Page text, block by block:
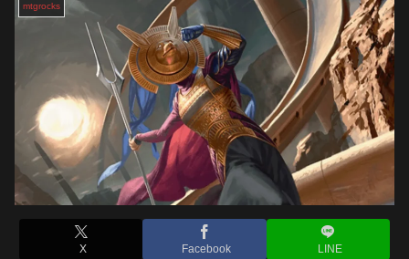
mtgrocks
X Facebook LINE